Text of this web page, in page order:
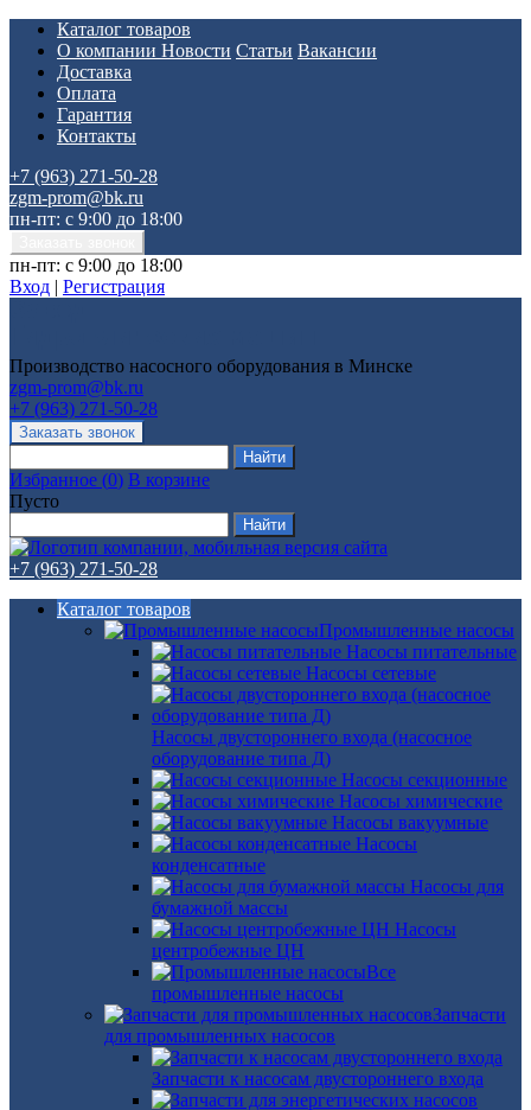
Каталог товаров
О компании Новости Статьи Вакансии
Доставка
Оплата
Гарантия
Контакты
+7 (963) 271-50-28
zgm-prom@bk.ru
пн-пт: с 9:00 до 18:00
пн-пт: с 9:00 до 18:00
Вход | Регистрация
Производство насосного оборудования в Минске
zgm-prom@bk.ru
+7 (963) 271-50-28
Избранное (0) В корзине
Пусто
+7 (963) 271-50-28
Каталог товаров
Промышленные насосы
Насосы питательные
Насосы сетевые
Насосы двустороннего входа (насосное
оборудование типа Д)
Насосы секционные
Насосы химические
Насосы вакуумные
Насосы
конденсатные
Насосы для
бумажной массы
Насосы
центробежные ЦН
Все
промышленные насосы
Запчасти
для промышленных насосов
Запчасти к насосам двустороннего входа